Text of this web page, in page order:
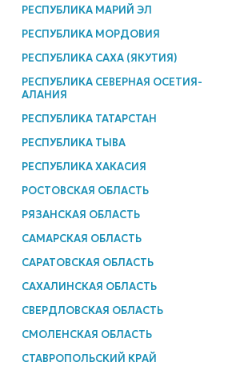
РЕСПУБЛИКА МАРИЙ ЭЛ
РЕСПУБЛИКА МОРДОВИЯ
РЕСПУБЛИКА САХА (ЯКУТИЯ)
РЕСПУБЛИКА СЕВЕРНАЯ ОСЕТИЯ-
АЛАНИЯ
РЕСПУБЛИКА ТАТАРСТАН
РЕСПУБЛИКА ТЫВА
РЕСПУБЛИКА ХАКАСИЯ
РОСТОВСКАЯ ОБЛАСТЬ
РЯЗАНСКАЯ ОБЛАСТЬ
САМАРСКАЯ ОБЛАСТЬ
САРАТОВСКАЯ ОБЛАСТЬ
САХАЛИНСКАЯ ОБЛАСТЬ
СВЕРДЛОВСКАЯ ОБЛАСТЬ
СМОЛЕНСКАЯ ОБЛАСТЬ
СТАВРОПОЛЬСКИЙ КРАЙ